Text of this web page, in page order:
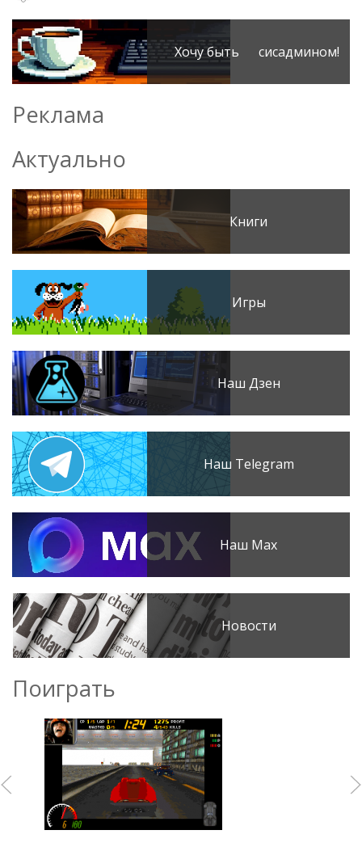
Хочу быть сисадмином!
Реклама
Актуально
Книги
Игры
Наш Дзен
Наш Telegram
Наш Max
Новости
Поиграть